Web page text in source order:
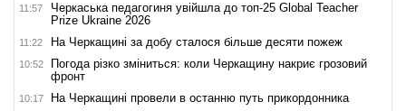
11:57
Черкаська педагогиня увійшла до топ-25 Global Teacher
Prize Ukraine 2026
11:22 На Черкащині за добу сталося більше десяти пожеж
10:52
Погода різко зміниться: коли Черкащину накриє грозовий
фронт
10:17 На Черкащині провели в останню путь прикордонника